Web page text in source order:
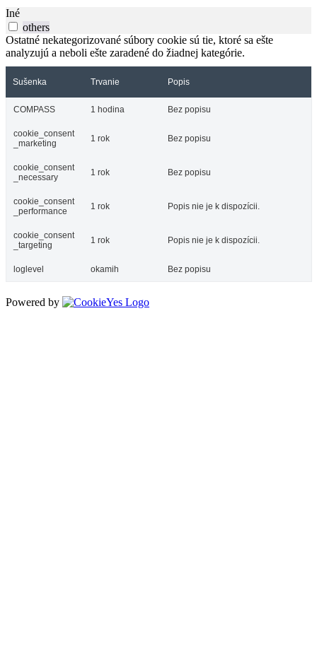
Iné
others
Ostatné nekategorizované súbory cookie sú tie, ktoré sa ešte
analyzujú a neboli ešte zaradené do žiadnej kategórie.
Sušenka Trvanie Popis
COMPASS 1 hodina Bez popisu
cookie_consent
_marketing
1 rok Bez popisu
cookie_consent
_necessary
1 rok Bez popisu
cookie_consent
_performance
1 rok Popis nie je k dispozícii.
cookie_consent
_targeting
1 rok Popis nie je k dispozícii.
loglevel okamih Bez popisu
Powered by